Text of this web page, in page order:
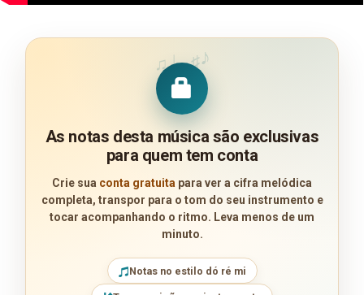
♫♩♯♪
As notas desta música são exclusivas
para quem tem conta
Crie sua conta gratuita para ver a cifra melódica
completa, transpor para o tom do seu instrumento e
tocar acompanhando o ritmo. Leva menos de um
minuto.
Notas no estilo dó ré mi